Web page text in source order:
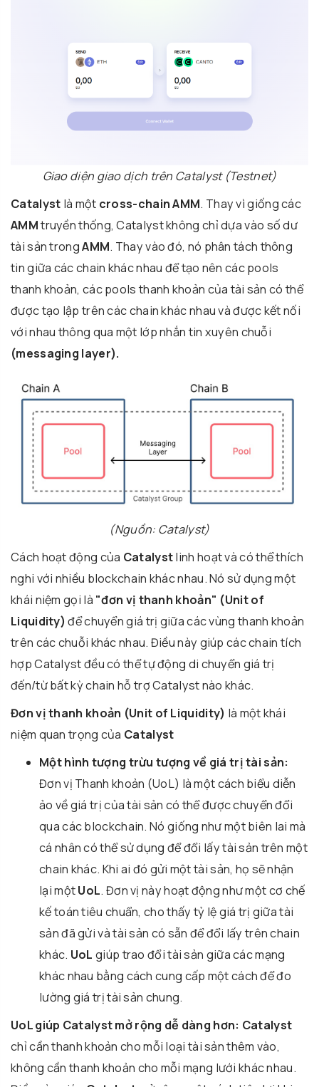
Giao diện giao dịch trên Catalyst (Testnet)
Catalyst là một cross-chain AMM. Thay vì giống các
AMMtruyền thống,Catalystkhông chỉ dựa vào số dư
tài sản trongAMM. Thay vào đó, nó phân tách thông
tin giữa các chain khác nhau để tạo nên các pools
thanh khoản, các pools thanh khoản của tài sản có thể
được tạo lập trên các chain khác nhau và được kết nối
với nhau thông qua một lớp nhắn tin xuyên chuỗi
(messaging layer).
(Nguồn: Catalyst)
Cách hoạt động của Catalystlinh hoạt và có thể thích
nghi với nhiều blockchain khác nhau. Nó sử dụng một
khái niệm gọi là "đơn vị thanh khoản" (Unit of
Liquidity) để chuyển giá trị giữa các vùng thanh khoản
trên các chuỗi khác nhau. Điều này giúp các chain tích
hợp Catalyst đều có thể tự động di chuyển giá trị
đến/từ bất kỳ chain hỗ trợ Catalyst nào khác.
Đơn vị thanh khoản (Unit of Liquidity) là một khái
niệm quan trọng của Catalyst
Một hình tượng trừu tượng về giá trị tài sản:
Đơn vị Thanh khoản (UoL) là một cách biểu diễn
ảo về giá trị của tài sản có thể được chuyển đổi
qua các blockchain. Nó giống như một biên lai mà
cá nhân có thể sử dụng để đổi lấy tài sản trên một
chain khác. Khi ai đó gửi một tài sản, họ sẽ nhận
lại mộtUoL. Đơn vị này hoạt động như một cơ chế
kế toán tiêu chuẩn, cho thấy tỷ lệ giá trị giữa tài
sản đã gửi và tài sản có sẵn để đổi lấy trên chain
khác. UoL giúp trao đổi tài sản giữa các mạng
khác nhau bằng cách cung cấp một cách để đo
lường giá trị tài sản chung.
UoL giúp Catalyst mở rộng dễ dàng hơn: Catalyst
chỉ cần thanh khoản cho mỗi loại tài sản thêm vào,
không cần thanh khoản cho mỗi mạng lưới khác nhau.